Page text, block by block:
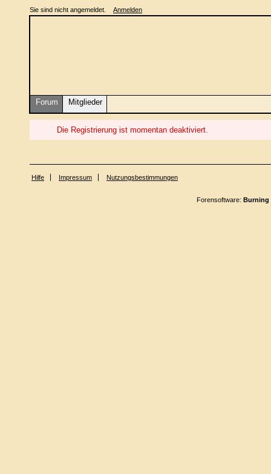
Sie sind nicht angemeldet. Anmelden
Forum Mitglieder
Die Registrierung ist momentan deaktiviert.
Hilfe Impressum Nutzungsbestimmungen
Forensoftware: Burning